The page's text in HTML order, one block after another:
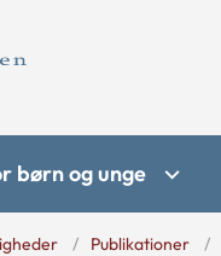
børn og unge
Publikationer